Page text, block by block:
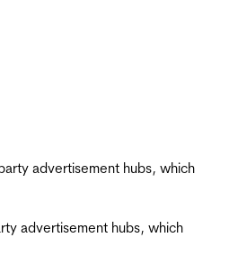
advertisement hubs, which
advertisement hubs, which